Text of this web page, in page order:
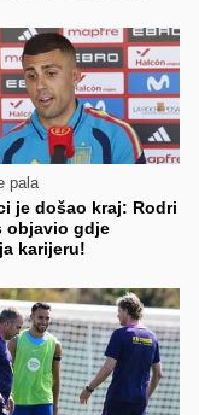
pala
je došao kraj: Rodri
objavio gdje
karijeru!